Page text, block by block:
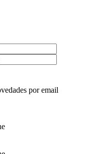
por email